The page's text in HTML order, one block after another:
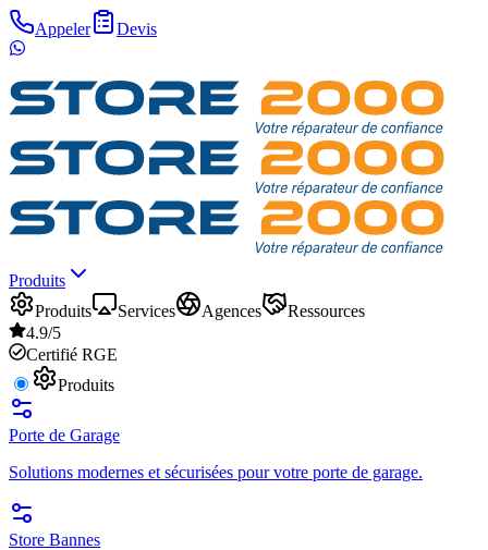
Appeler Devis
Produits
Produits
Services Agences
Ressources
4.9/5
Certifié RGE
Produits
Porte de Garage
Solutions modernes et sécurisées pour votre porte de garage.
Store Bannes